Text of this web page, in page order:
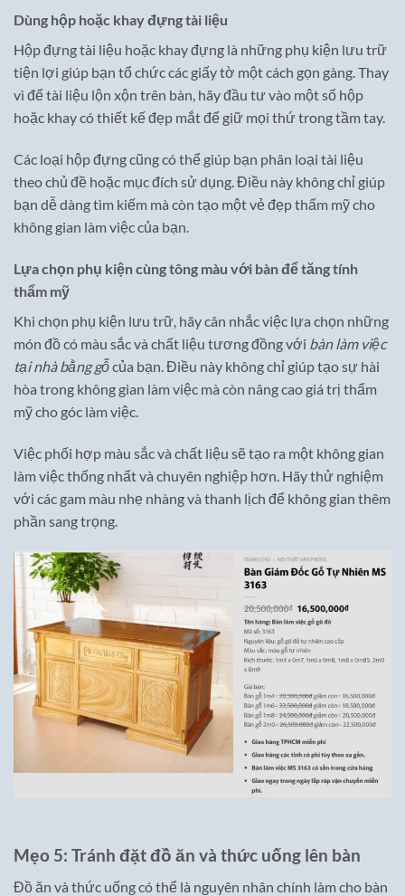
Dùng hộp hoặc khay đựng tài liệu
Hộp đựng tài liệu hoặc khay đựng là những phụ kiện lưu trữ
tiện lợi giúp bạn tổ chức các giấy tờ một cách gọn gàng. Thay
vì để tài liệu lộn xộn trên bàn, hãy đầu tư vào một số hộp
hoặc khay có thiết kế đẹp mắt để giữ mọi thứ trong tầm tay.
Các loại hộp đựng cũng có thể giúp bạn phân loại tài liệu
theo chủ đề hoặc mục đích sử dụng. Điều này không chỉ giúp
bạn dễ dàng tìm kiếm mà còn tạo một vẻ đẹp thẩm mỹ cho
không gian làm việc của bạn.
Lựa chọn phụ kiện cùng tông màu với bàn để tăng tính
thẩm mỹ
Khi chọn phụ kiện lưu trữ, hãy cân nhắc việc lựa chọn những
món đồ có màu sắc và chất liệu tương đồng với bàn làm việc
tại nhà bằng gỗcủa bạn. Điều này không chỉ giúp tạo sự hài
hòa trong không gian làm việc mà còn nâng cao giá trị thẩm
mỹ cho góc làm việc.
Việc phối hợp màu sắc và chất liệu sẽ tạo ra một không gian
làm việc thống nhất và chuyên nghiệp hơn. Hãy thử nghiệm
với các gam màu nhẹ nhàng và thanh lịch để không gian thêm
phần sang trọng.
Mẹo 5: Tránh đặt đồ ăn và thức uống lên bàn
Đồ ăn và thức uống có thể là nguyên nhân chính làm cho bàn